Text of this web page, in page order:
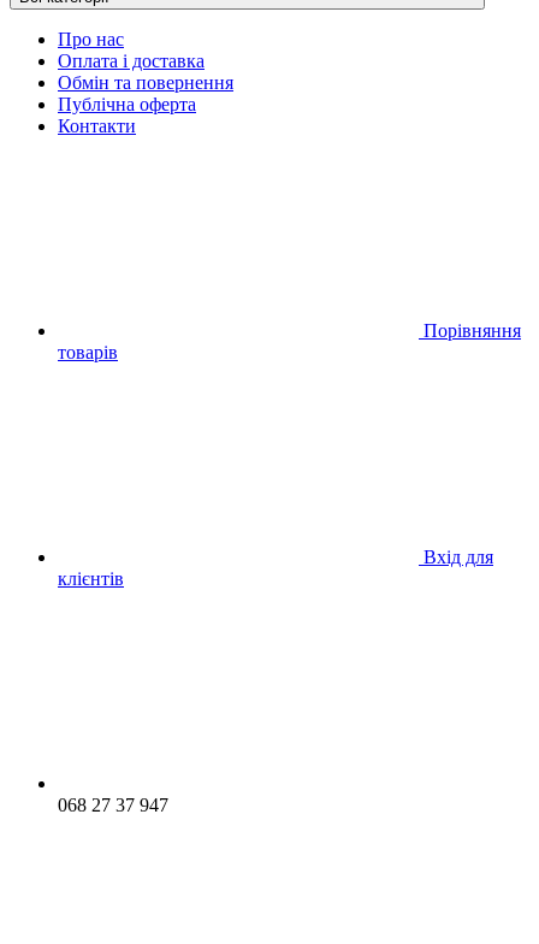
Про нас
Оплата і доставка
Обмін та повернення
Публічна оферта
Контакти
Порівняння
товарів
Вхід для
клієнтів
068 27 37 947